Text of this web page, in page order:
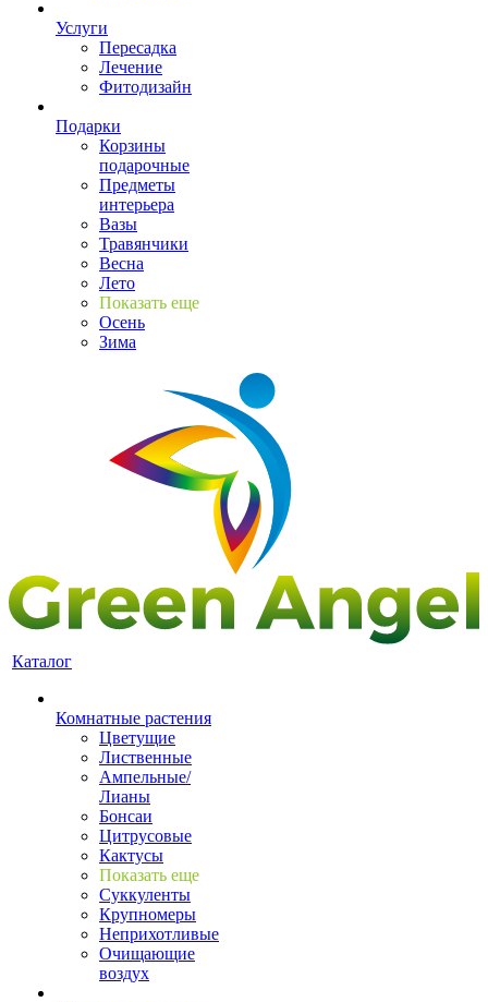
Услуги
Пересадка
Лечение
Фитодизайн
Подарки
Корзины
подарочные
Предметы
интерьера
Вазы
Травянчики
Весна
Лето
Показать еще
Осень
Зима
Каталог
Комнатные растения
Цветущие
Лиственные
Ампельные/
Лианы
Бонсаи
Цитрусовые
Кактусы
Показать еще
Суккуленты
Крупномеры
Неприхотливые
Очищающие
воздух